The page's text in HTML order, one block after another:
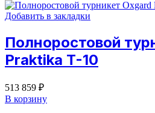
Добавить в закладки
Полноростовой
Praktika T-10
513 859 ₽
В корзину